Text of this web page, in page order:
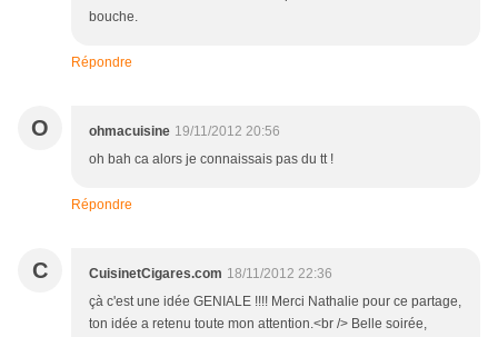
bouche.
Répondre
O ohmacuisine 19/11/2012 20:56
oh bah ca alors je connaissais pas du tt !
Répondre
C CuisinetCigares.com 18/11/2012 22:36
çà c'est une idée GENIALE !!!! Merci Nathalie pour ce partage,
ton idée a retenu toute mon attention.<br /> Belle soirée,